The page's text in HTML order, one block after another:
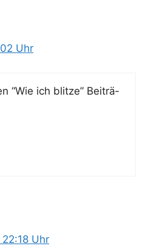
Uhr
“Wie ich blit­ze” Bei­trä­
Uhr